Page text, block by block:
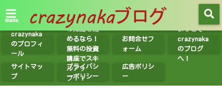
menu
crazynaka
のプロフィ
ール
紹介】投資
の知識を高
めるなら！
無料の投資
講座でスキ
ルアッ
プ！！
お問合せフ
ォーム
ようこそ
crazynaka
のブログ
へ！
サイトマッ
プ
プライバシ
ーポリシー
広告ポリシ
ー